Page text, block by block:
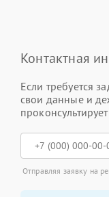
Контактная
Если требуется
свои данные и
Отправляя заявку на